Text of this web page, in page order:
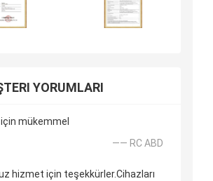
YORUMLARI
mükemmel
—— RC ABD
hizmet için teşekkürler.Cihazları